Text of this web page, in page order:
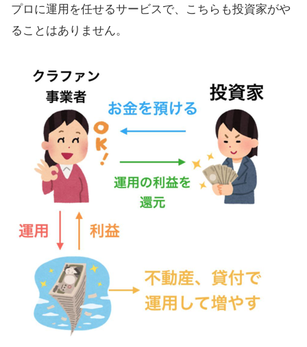
プロに運用を任せるサービスで、こちらも投資家がや
ることはありません。